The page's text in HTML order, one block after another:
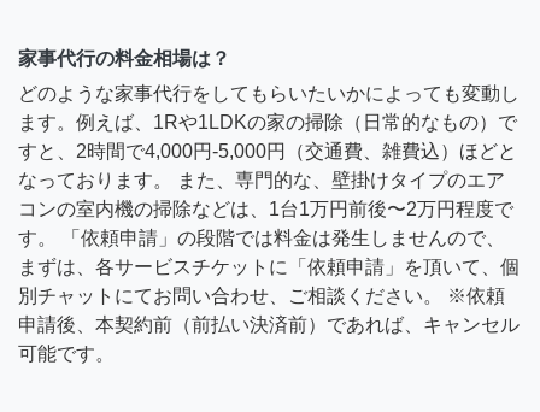
家事代行の料金相場は？
どのような家事代行をしてもらいたいかによっても変動し
ます。例えば、1Rや1LDKの家の掃除（日常的なもの）で
すと、2時間で4,000円-5,000円（交通費、雑費込）ほどと
なっております。 また、専門的な、壁掛けタイプのエア
コンの室内機の掃除などは、1台1万円前後〜2万円程度で
す。 「依頼申請」の段階では料金は発生しませんので、
まずは、各サービスチケットに「依頼申請」を頂いて、個
別チャットにてお問い合わせ、ご相談ください。 ※依頼
申請後、本契約前（前払い決済前）であれば、キャンセル
可能です。